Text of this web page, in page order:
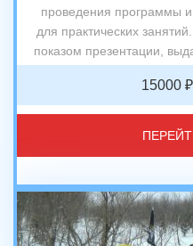
проведения программы
для практических
показом презентации,
15000